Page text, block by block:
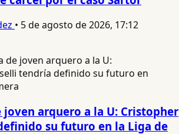
• 5 de agosto de 2026, 17:12
arquero a la U: Cristopher
su futuro en la Liga de